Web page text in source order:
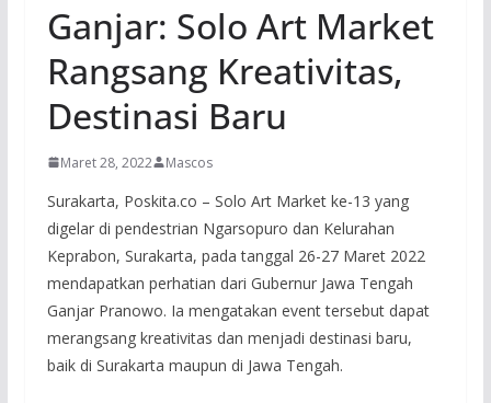
Ganjar: Solo Art Market
Rangsang Kreativitas,
Destinasi Baru
Maret 28, 2022 Mascos
Surakarta, Poskita.co – Solo Art Market ke-13 yang
digelar di pendestrian Ngarsopuro dan Kelurahan
Keprabon, Surakarta, pada tanggal 26-27 Maret 2022
mendapatkan perhatian dari Gubernur Jawa Tengah
Ganjar Pranowo. Ia mengatakan event tersebut dapat
merangsang kreativitas dan menjadi destinasi baru,
baik di Surakarta maupun di Jawa Tengah.